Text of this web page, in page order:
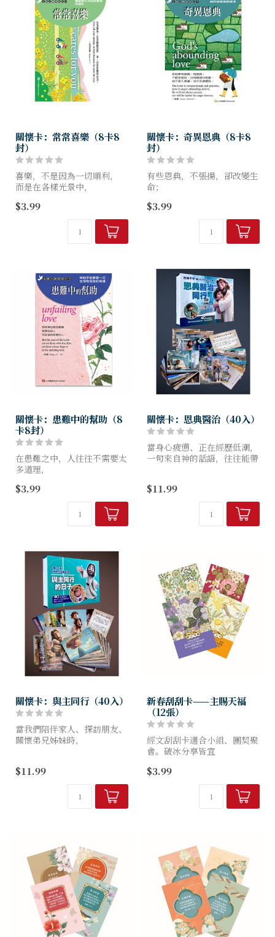
關懷卡：常常喜樂（8卡8
封）
喜樂，不是因為一切順利，
而是在各樣光景中，
《常常喜樂》關懷卡，
以「喜樂的生命」為主題，
精選8段溫暖明亮的信息，
$3.99
關懷卡：奇異恩典（8卡8
封）
有些恩典，不張揚，卻改變生
命；
醫治。
《奇異恩典》關懷卡，
以恩典為主題，精選8段溫柔
$3.99
關懷卡：患難中的幫助（8
卡8封）
在患難之中，人往往不需要太
多道理，
誠的陪伴。
《患難中的幫助》關懷卡，
精選8段安慰與盼望的信息，
$3.99
關懷卡：恩典醫治（40入）
當身心疲憊、正在經歷低潮，
一句來自神的話語，往往能帶
治、安慰、盼望、恢復」為主
用溫柔設計傳遞屬天的力量。
$11.99
關懷卡：與主同行（40入）
當我們陪伴家人、探訪朋友、
關懷弟兄姊妹時，
《與主同行》關懷卡，以溫暖
設計搭配祝福經文，
陪伴每一個正在經歷高山低谷
$11.99
新春刮刮卡——主賜天福
（12張）
經文刮刮卡適合小組、團契聚
會。破冰分享皆宜
特色 生活總有迷茫挫折時，
來張刮刮卡吧！
你刮的可不是運氣，是神的話
語、你的生命力！
$3.99